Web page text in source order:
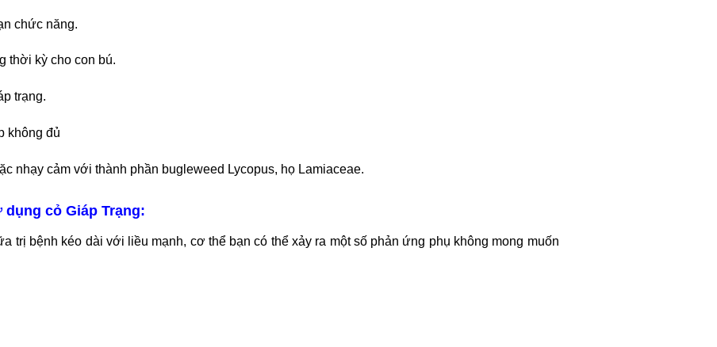
chức năng.
thời kỳ cho con bú.
trạng.
không đủ
nhạy cảm với thành phần bugleweed Lycopus, họ Lamiaceae.
cỏ Giáp Trạng:
trị bệnh kéo dài với liều mạnh, cơ thể bạn có thể xảy ra một số phản ứng phụ không mong muốn